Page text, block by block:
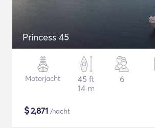
Princess 45
Motorjacht
45 ft
14 m
6
$2,871 /nacht